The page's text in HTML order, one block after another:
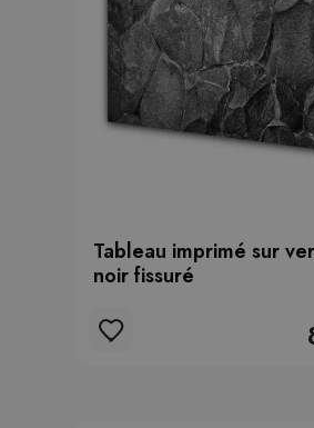
Tableau imprimé sur
noir fissuré